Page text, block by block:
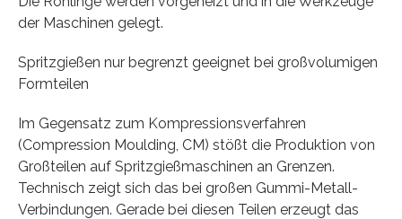
der Maschinen gelegt.
Spritzgießen nur begrenzt geeignet bei großvolumigen
Formteilen
Im Gegensatz zum Kompressionsverfahren
(Compression Moulding, CM) stößt die Produktion von
Großteilen auf Spritzgießmaschinen an Grenzen.
Technisch zeigt sich das bei großen Gummi-Metall-
Verbindungen. Gerade bei diesen Teilen erzeugt das